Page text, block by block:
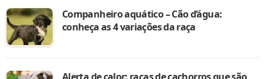
Companheiro aquático – Cão d’água:
conheça as 4 variações da raça